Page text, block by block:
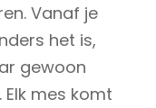
Vanaf je
het is,
gewoon
mes komt